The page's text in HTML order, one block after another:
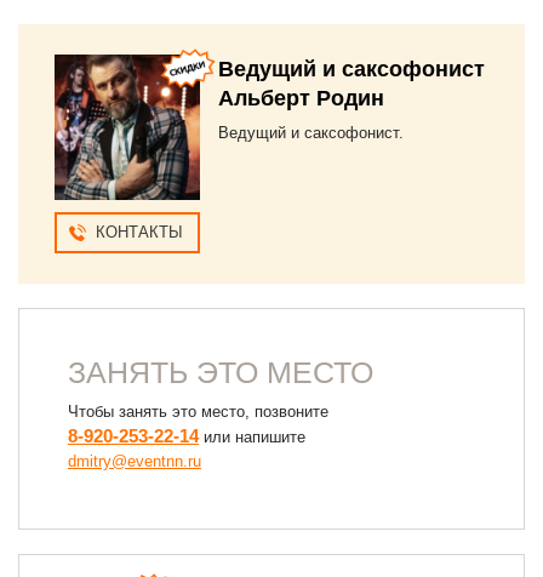
КОНТАКТЫ
Ведущий и саксофонист
Альберт Родин
Ведущий и саксофонист.
ЗАНЯТЬ ЭТО МЕСТО
Чтобы занять это место, позвоните
8-920-253-22-14или напишите
dmitry@eventnn.ru